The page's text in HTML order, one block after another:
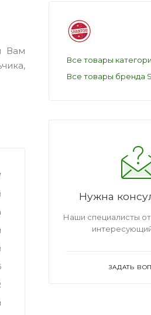
Вам
Все товары
Все товары бренда
Нужна
Наши специалисты
ЗАДАТЬ